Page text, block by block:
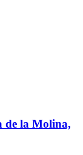
de la Molina,